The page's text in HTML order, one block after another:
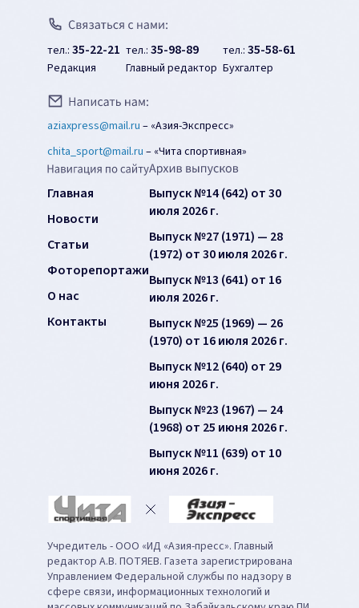
тел.: 35-22-21
Редакция
тел.: 35-98-89
Главный редактор
тел.: 35-58-61
Бухгалтер
aziaxpress@mail.ru – «Азия-Экспресс»
chita_sport@mail.ru – «Чита спортивная»
Главная
Новости
Статьи
Фоторепортажи
О нас
Контакты
Выпуск №14 (642) от 30
июля 2026 г.
Выпуск №27 (1971) — 28
(1972) от 30 июля 2026 г.
Выпуск №13 (641) от 16
июля 2026 г.
Выпуск №25 (1969) — 26
(1970) от 16 июля 2026 г.
Выпуск №12 (640) от 29
июня 2026 г.
Выпуск №23 (1967) — 24
(1968) от 25 июня 2026 г.
Выпуск №11 (639) от 10
июня 2026 г.
Учредитель - ООО «ИД «Азия-пресс». Главный
редактор А.В. ПОТЯЕВ. Газета зарегистрирована
Управлением Федеральной службы по надзору в
сфере связи, информационных технологий и